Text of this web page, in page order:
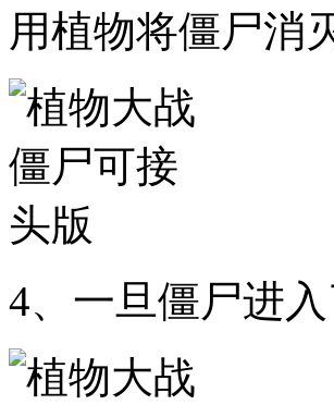
用植物将僵尸消
4、一旦僵尸进